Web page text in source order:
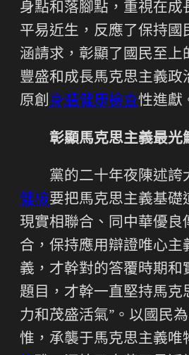
身點和落腳點，重視在成
平易近生，反應了保持國
涵請求，彰顯了國民至上
豐盛和成長馬克思主義政
原創身體健康檢查性進獻
彰顯馬克思主義最光
黨的二十年夜陳述誇
健檢要把馬克思主義基礎
現實相聯合、同中華優良
合，保持應用辯證唯心主
義，才幹對的答覆時期和
題目，才幹一直堅持馬克
力和茂盛活氣”。以國民
惟，承襲于馬克思主義唯